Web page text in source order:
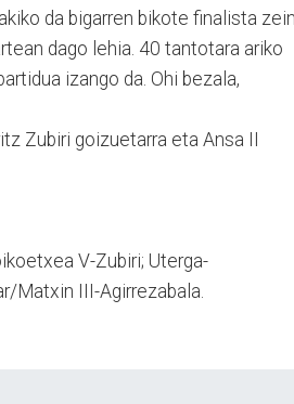
da bigarren bikote finalista zein
dago lehia. 40 tantotara ariko
izango da. Ohi bezala,
Zubiri goizuetarra eta Ansa II
V-Zubiri; Uterga-
Matxin III-Agirrezabala.